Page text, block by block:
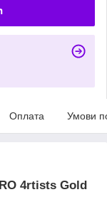
Оплата Умови
4rtists Gold